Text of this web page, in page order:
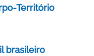
Território
brasileiro